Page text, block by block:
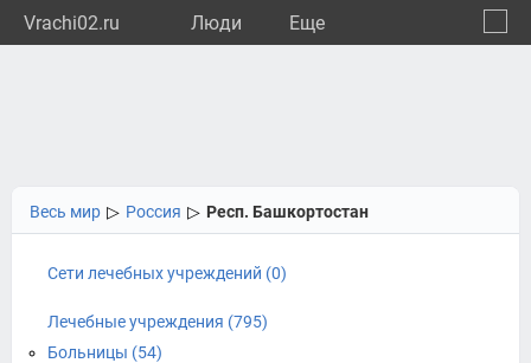
Vrachi02.ru Люди Eще
Весь мир ▷ Россия ▷ Респ. Башкортостан
Сети лечебных учреждений (0)
Лечебные учреждения (795)
Больницы (54)